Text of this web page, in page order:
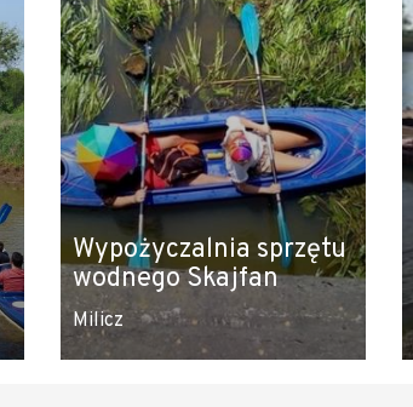
Wypożyczalnia sprzętu
wodnego Skajfan
Milicz